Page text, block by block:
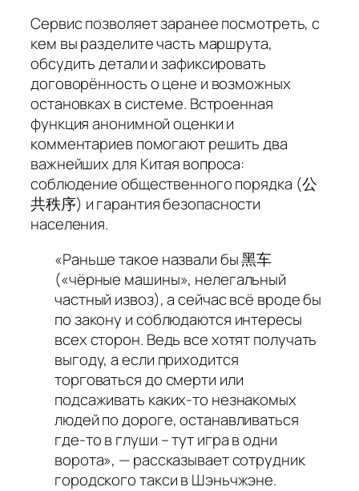
Сервис позволяет заранее посмотреть, с
кем вы разделите часть маршрута,
обсудить детали и зафиксировать
договорённость о цене и возможных
остановках в системе. Встроенная
функция анонимной оценки и
комментариев помогают решить два
важнейших для Китая вопроса:
соблюдение общественного порядка (公
共秩序) и гарантия безопасности
населения.
«Раньше такое назвали бы 黑车
(«чёрные машины», нелегальный
частный извоз), а сейчас всё вроде бы
по закону и соблюдаются интересы
всех сторон. Ведь все хотят получать
выгоду, а если приходится
торговаться до смерти или
подсаживать каких-то незнакомых
людей по дороге, останавливаться
где-то в глуши – тут игра в одни
ворота», — рассказывает сотрудник
городского такси в Шэньчжэне.